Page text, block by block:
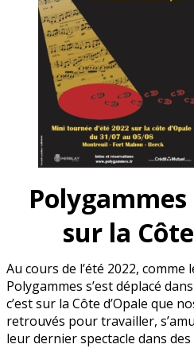
sur la
Au cours de l’été 2022, comme
Polygammes s’est déplacé
c’est sur la Côte d’Opale que
retrouvés pour travailler,
leur dernier spectacle dans des